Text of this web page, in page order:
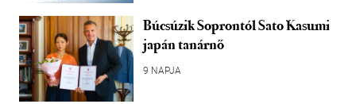
Búcsúzik Soprontól Sato Kasumi
japán tanárnő
9 NAPJA